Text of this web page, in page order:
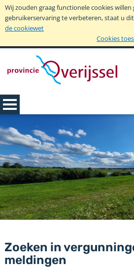
Wij zouden graag functionele cookies
gebruikerservaring te verbeteren, staat u
de cookiewet
Cookies
Zoeken in
meldingen